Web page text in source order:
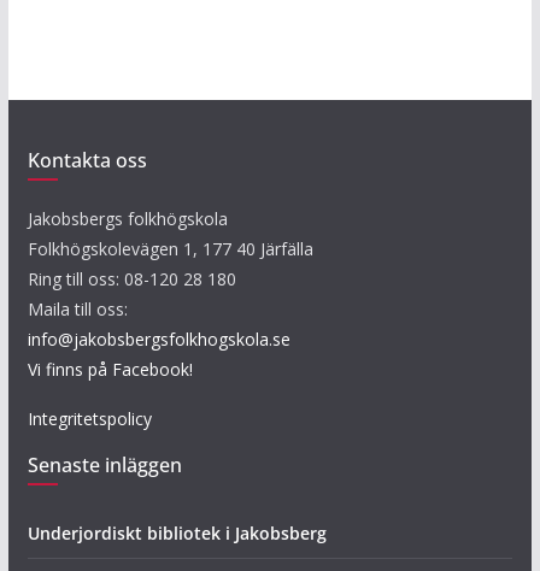
Kontakta oss
Jakobsbergs folkhögskola
Folkhögskolevägen 1, 177 40 Järfälla
Ring till oss: 08-120 28 180
Maila till oss:
info@jakobsbergsfolkhogskola.se
Vi finns på Facebook!
Integritetspolicy
Senaste inläggen
Underjordiskt bibliotek i Jakobsberg